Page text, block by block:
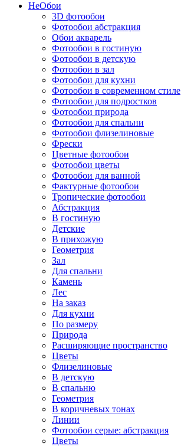
НеОбои
3D фотообои
Фотообои абстракция
Обои акварель
Фотообои в гостиную
Фотообои в детскую
Фотообои в зал
Фотообои для кухни
Фотообои в современном стиле
Фотообои для подростков
Фотообои природа
Фотообои для спальни
Фотообои флизелиновые
Фрески
Цветные фотообои
Фотообои цветы
Фотообои для ванной
Фактурные фотообои
Тропические фотообои
Абстракция
В гостиную
Детские
В прихожую
Геометрия
Зал
Для спальни
Камень
Лес
На заказ
Для кухни
По размеру
Природа
Расширяющие пространство
Цветы
Флизелиновые
В детскую
В спальню
Геометрия
В коричневых тонах
Линии
Фотообои серые: абстракция
Цветы